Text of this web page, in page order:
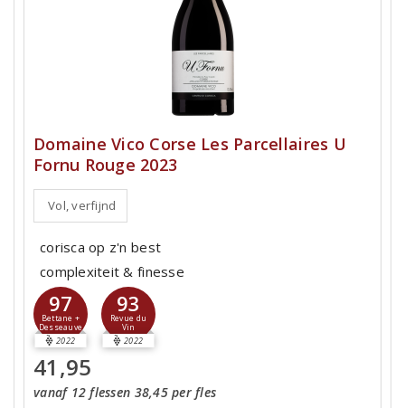
Domaine Vico Corse Les Parcellaires U
Fornu Rouge 2023
Vol, verfijnd
corisca op z'n best
complexiteit & finesse
97
Bettane +
Desseauve
2022
93
Revue du
Vin
2022
41,95
vanaf 12 flessen 38,45 per fles